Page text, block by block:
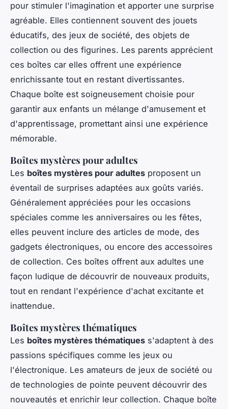
pour stimuler l'imagination et apporter une surprise
agréable. Elles contiennent souvent des jouets
éducatifs, des jeux de société, des objets de
collection ou des figurines. Les parents apprécient
ces boîtes car elles offrent une expérience
enrichissante tout en restant divertissantes.
Chaque boîte est soigneusement choisie pour
garantir aux enfants un mélange d'amusement et
d'apprentissage, promettant ainsi une expérience
mémorable.
Boîtes mystères pour adultes
Les boîtes mystères pour adultes proposent un
éventail de surprises adaptées aux goûts variés.
Généralement appréciées pour les occasions
spéciales comme les anniversaires ou les fêtes,
elles peuvent inclure des articles de mode, des
gadgets électroniques, ou encore des accessoires
de collection. Ces boîtes offrent aux adultes une
façon ludique de découvrir de nouveaux produits,
tout en rendant l'expérience d'achat excitante et
inattendue.
Boîtes mystères thématiques
Les boîtes mystères thématiques s'adaptent à des
passions spécifiques comme les jeux ou
l'électronique. Les amateurs de jeux de société ou
de technologies de pointe peuvent découvrir des
nouveautés et enrichir leur collection. Chaque boîte